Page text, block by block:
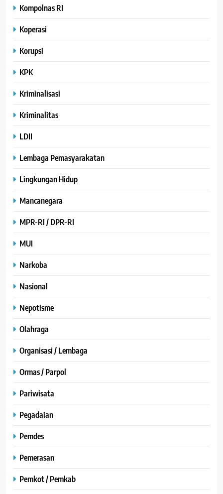
Kompolnas RI
Koperasi
Korupsi
KPK
Kriminalisasi
Kriminalitas
LDII
Lembaga Pemasyarakatan
Lingkungan Hidup
Mancanegara
MPR-RI / DPR-RI
MUI
Narkoba
Nasional
Nepotisme
Olahraga
Organisasi / Lembaga
Ormas / Parpol
Pariwisata
Pegadaian
Pemdes
Pemerasan
Pemkot / Pemkab